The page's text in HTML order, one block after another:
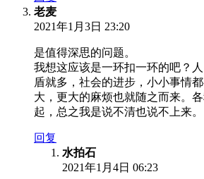
老麦
2021年1月3日 23:20
是值得深思的问题。
我想这应该是一环扣一环的吧？
盾就多，社会的进步，小小事情
大，更大的麻烦也就随之而来。
起，总之我是说不清也说不上来。
回复
水拍石
2021年1月4日 06:23